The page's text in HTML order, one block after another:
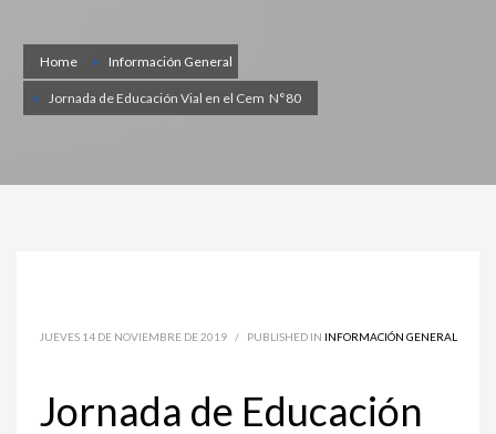
Home Información General
Jornada de Educación Vial en el Cem N°80
JUEVES 14 DE NOVIEMBRE DE 2019 / PUBLISHED IN INFORMACIÓN GENERAL
Jornada de Educación